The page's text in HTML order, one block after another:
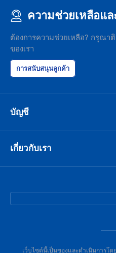
ความช่วยเหลือแ
ต้องการความช่วยเหลือ? กรุณา
ของเรา
การสนับสนุนลูกค้า
บัญชี
เกี่ยวกับเรา
เว็บไซต์นี้เป็นของและดำเนินการโ